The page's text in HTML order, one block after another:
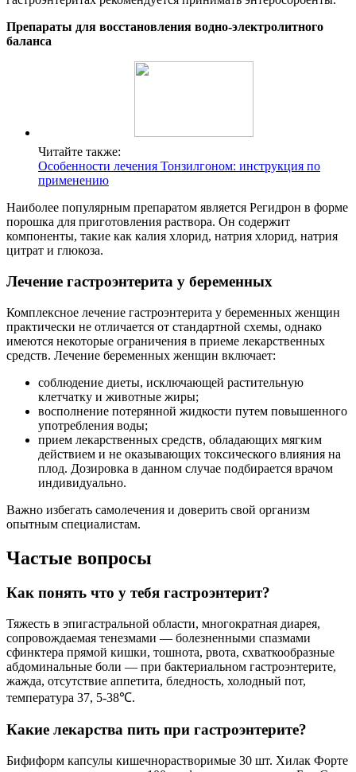
Препараты для восстановления водно-электролитного
баланса
Читайте также:
Особенности лечения Тонзилгоном: инструкция по
применению
Наиболее популярным препаратом является Регидрон в форме
порошка для приготовления раствора. Он содержит
компоненты, такие как калия хлорид, натрия хлорид, натрия
цитрат и глюкоза.
Лечение гастроэнтерита у беременных
Комплексное лечение гастроэнтерита у беременных женщин
практически не отличается от стандартной схемы, однако
имеются некоторые ограничения в приеме лекарственных
средств. Лечение беременных женщин включает:
соблюдение диеты, исключающей растительную
клетчатку и животные жиры;
восполнение потерянной жидкости путем повышенного
употребления воды;
прием лекарственных средств, обладающих мягким
действием и не оказывающих токсического влияния на
плод. Дозировка в данном случае подбирается врачом
индивидуально.
Важно избегать самолечения и доверить свой организм
опытным специалистам.
Частые вопросы
Как понять что у тебя гастроэнтерит?
Тяжесть в эпигастральной области, многократная диарея,
сопровождаемая тенезмами — болезненными спазмами
сфинктера прямой кишки, тошнота, рвота, схваткообразные
абдоминальные боли — при бактериальном гастроэнтерите,
жажда, отсутствие аппетита, бледность, холодный пот,
температура 37, 5-38℃.
Какие лекарства пить при гастроэнтерите?
Бифиформ капсулы кишечнорастворимые 30 шт. Хилак Форте